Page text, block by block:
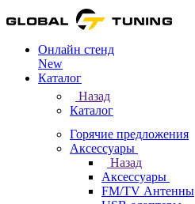
Онлайн стенд
New
Каталог
Назад
Каталог
Горячие предложения
Аксессуары
Назад
Аксессуары
FM/TV Антенны